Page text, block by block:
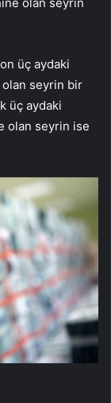
olan seyrin
üç aydaki
olan seyrin bir
üç aydaki
olan seyrin ise